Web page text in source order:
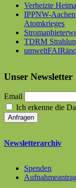
Verheizte
IPPNW-
Atomkrieges
TDRM
Unser Newsletter
Email
Ich erkenne die
Newsletterarchiv
Spenden